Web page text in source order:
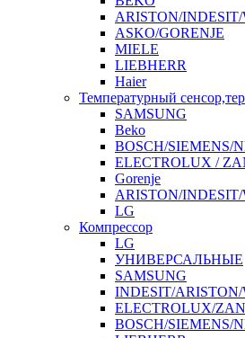
ARISTON/
ASKO/GORENJE
MIELE
LIEBHERR
Haier
Температурный
SAMSUNG
Beko
BOSCH/SIEMENS/
ELECTROLUX /
Gorenje
ARISTON/
LG
Компрессор
LG
УНИВЕРСАЛЬНЫЕ
SAMSUNG
INDESIT/
ELECTROLUX/
BOSCH/SIEMENS/